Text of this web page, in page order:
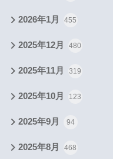
2026年1月 455
2025年12月 480
2025年11月 319
2025年10月 123
2025年9月 94
2025年8月 468